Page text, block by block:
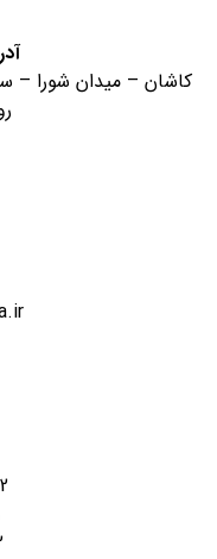
کاشان – میدان شورا –